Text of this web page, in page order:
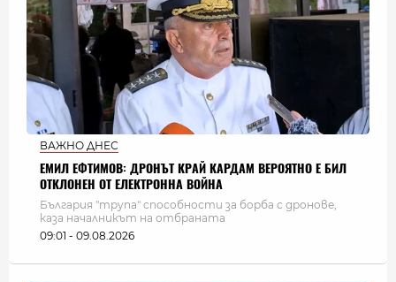
ВАЖНО ДНЕС
ЕМИЛ ЕФТИМОВ: ДРОНЪТ КРАЙ КАРДАМ ВЕРОЯТНО Е БИЛ
ОТКЛОНЕН ОТ ЕЛЕКТРОННА ВОЙНА
България "трупа" способности за борба с дронове,
каза началникът на отбраната
09:01 - 09.08.2026